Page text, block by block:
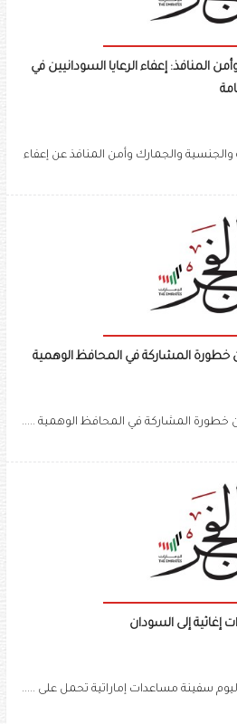
المنافذ: إعفاء الرعايا السودانيين في
والجنسية والجمارك وأمن المنافذ عن إعفاء
من خطورة المشاركة في المحافظ الوهمية
خطورة المشاركة في المحافظ الوهمية .....
إغاثية إلى السودان
سفينة مساعدات إماراتية تحمل على .....